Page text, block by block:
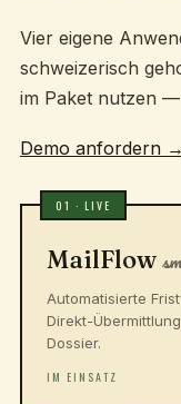
Vier eigene
schweizerisch
im Paket nutzen
Demo anfordern →
01 · LIVE
MailFlow
Automatisierte
Direkt-
Dossier.
IM EINSATZ